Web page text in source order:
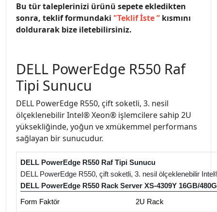
Bu tür taleplerinizi ürünü sepete ekledikten
sonra, teklif formundaki "Teklif İste” kısmını
doldurarak bize iletebilirsiniz.
DELL PowerEdge R550 Raf
Tipi Sunucu
DELL PowerEdge R550, çift soketli, 3. nesil
ölçeklenebilir Intel® Xeon® işlemcilere sahip 2U
yüksekliğinde, yoğun ve xmükemmel performans
sağlayan bir sunucudur.
DELL PowerEdge R550 Raf Tipi Sunucu
DELL PowerEdge R550, çift soketli, 3. nesil ölçeklenebilir
DELL PowerEdge R550 Rack Server XS-4309Y 16GB/
Form Faktör 2U Rack